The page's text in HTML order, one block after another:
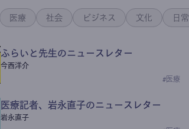
医療 社会 ビジネス 文化 日常
ふらいと先生のニュースレター
今西洋介
# 医療
医療記者、岩永直子のニュースレター
岩永直子